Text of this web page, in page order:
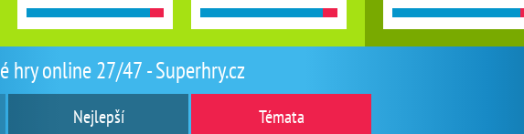
hry online 27/47 - Superhry.cz
Nejlepší
Témata